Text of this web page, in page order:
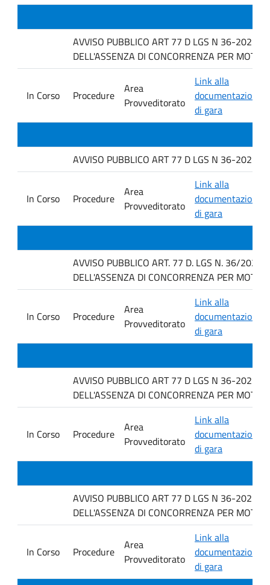
AVVISO PUBBLICO ART 77 D LGS N 36-2023
DELL'ASSENZA DI CONCORRENZA PER
In Corso Procedure
Area
Provveditorato
Link alla
documentazione
di gara
AVVISO PUBBLICO ART 77 D LGS N 36-2023
In Corso Procedure
Area
Provveditorato
Link alla
documentazione
di gara
AVVISO PUBBLICO ART. 77 D. LGS N. 36/2023,
DELL'ASSENZA DI CONCORRENZA PER MOTIVI
In Corso Procedure
Area
Provveditorato
Link alla
documentazione
di gara
AVVISO PUBBLICO ART 77 D LGS N 36-2023
DELL'ASSENZA DI CONCORRENZA PER
In Corso Procedure
Area
Provveditorato
Link alla
documentazione
di gara
AVVISO PUBBLICO ART 77 D LGS N 36-2023
DELL'ASSENZA DI CONCORRENZA PER
In Corso Procedure
Area
Provveditorato
Link alla
documentazione
di gara